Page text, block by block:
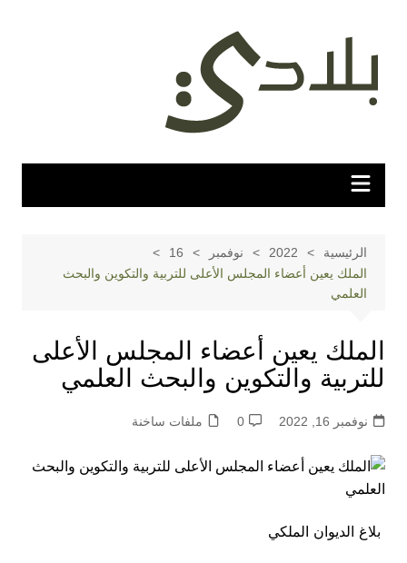
المحتوى
الرئيسية 2022 نوفمبر
16
الملك يعين أعضاء المجلس الأعلى للتربية والتكوين والبحث
العلمي
الملك يعين أعضاء المجلس الأعلى
للتربية والتكوين والبحث العلمي
نوفمبر 16, 2022 0 ملفات ساخنة
بلاغ الديوان الملكي